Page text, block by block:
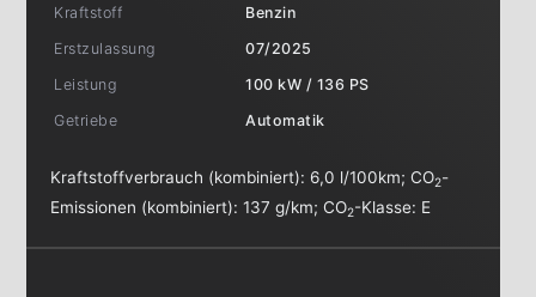
Kraftstoff
Benzin
Erstzulassung
07/2025
Leistung
100 kW / 136 PS
Getriebe
Automatik
Kraftstoffverbrauch (kombiniert): 6,0 l/100km;CO2-
Emissionen (kombiniert):137 g/km;CO2-Klasse: E